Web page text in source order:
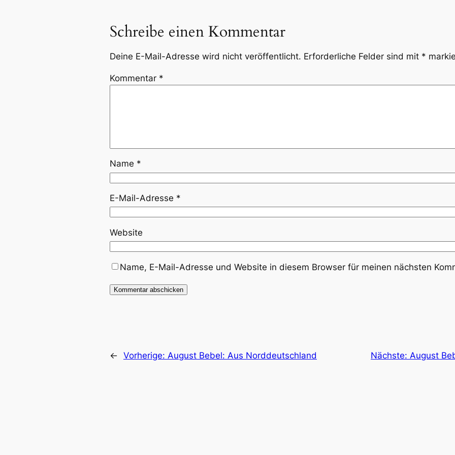
Schreibe einen Kommentar
Deine E-Mail-Adresse wird nicht veröffentlicht. Erforderliche Felder sind mit *
Kommentar *
Name *
E-Mail-Adresse *
Website
Name, E-Mail-Adresse und Website in diesem Browser für meinen nächsten
← Vorherige: August Bebel: Aus Norddeutschland Nächste: August